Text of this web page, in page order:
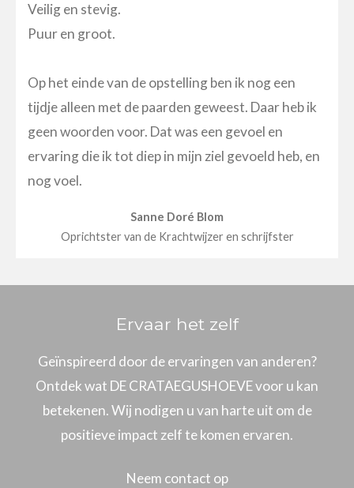
Veilig en stevig.
Puur en groot.
Op het einde van de opstelling ben ik nog een
tijdje alleen met de paarden geweest. Daar heb ik
geen woorden voor. Dat was een gevoel en
ervaring die ik tot diep in mijn ziel gevoeld heb, en
nog voel.
Sanne Doré Blom
Oprichtster van de Krachtwijzer en schrijfster
Ervaar het zelf
Geïnspireerd door de ervaringen van anderen?
Ontdek wat DE CRATAEGUSHOEVE voor u kan
betekenen. Wij nodigen u van harte uit om de
positieve impact zelf te komen ervaren.
Neem contact op